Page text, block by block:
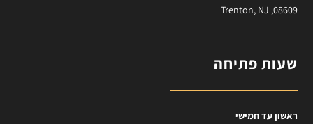
Trenton, NJ ,08609
שעות פתיחה
ראשון עד חמישי